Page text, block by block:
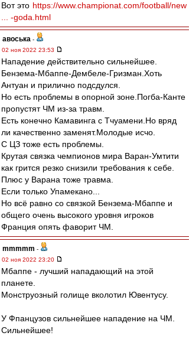
Вот это https://www.championat.com/football/new
... -goda.html
авоська -
02 ноя 2022 23:53
Нападение действительно сильнейшее.
Бензема-Мбаппе-Дембеле-Гризман.Хоть
Антуан и прилично подсдулся.
Но есть проблемы в опорной зоне.Погба-Канте
пропустят ЧМ из-за травм.
Есть конечно Камавинга с Тчуамени.Но вряд
ли качественно заменят.Молодые исчо.
С ЦЗ тоже есть проблемы.
Крутая связка чемпионов мира Варан-Умтити
как грится резко снизили требования к себе.
Плюс у Варана тоже травма.
Если только Упамекано...
Но всё равно со связкой Бензема-Мбаппе и
общего очень высокого уровня игроков
Франция опять фаворит ЧМ.
mmmmm -
02 ноя 2022 23:20
Мбаппе - лучший нападающий на этой
планете.
Монструозный голище вколотил Ювентусу.
У Фпанцузов сильнейшее нападение на ЧМ.
Сильнейшее!